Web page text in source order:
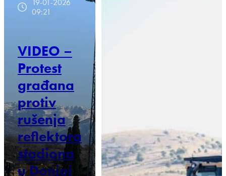
19-01-2026
09:21
VIDEO –
Protest
građana
protiv
rušenja
reflektora
stadiona
u Donjoj